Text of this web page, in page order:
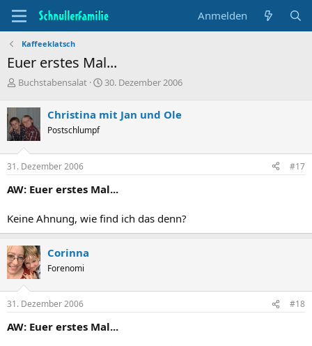
Anmelden
Kaffeeklatsch
Euer erstes Mal...
T
e
m
e
n
s
t
r
e
r
Buchstabensalat
B
i
d
u
30. Dezember 2006
Christina mit Jan und Ole
Postschlumpf
31. Dezember 2006 #17
AW: Euer erstes Mal...
Keine Ahnung, wie find ich das denn?
Corinna
Forenomi
31. Dezember 2006 #18
AW: Euer erstes Mal...